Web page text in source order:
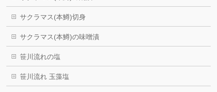
サクラマス(本鱒)切身
サクラマス(本鱒)の味噌漬
笹川流れの塩
笹川流れ 玉藻塩